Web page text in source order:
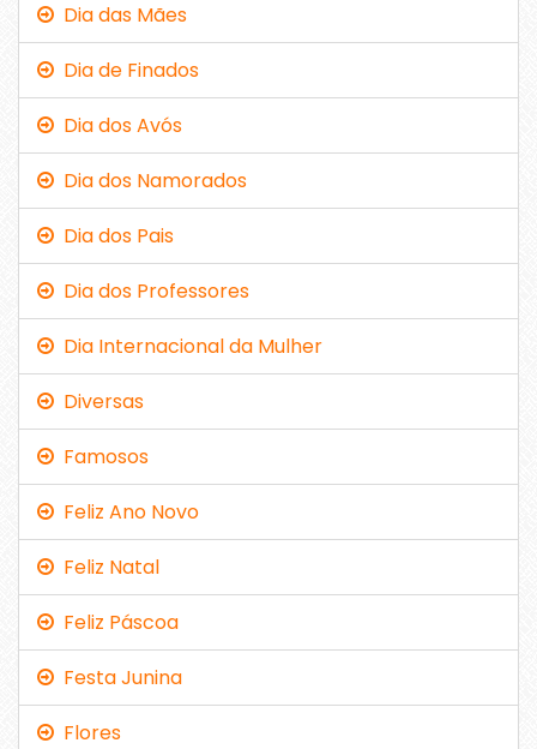
Dia das Mães
Dia de Finados
Dia dos Avós
Dia dos Namorados
Dia dos Pais
Dia dos Professores
Dia Internacional da Mulher
Diversas
Famosos
Feliz Ano Novo
Feliz Natal
Feliz Páscoa
Festa Junina
Flores